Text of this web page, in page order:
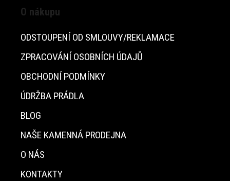
O nákupu
ODSTOUPENÍ OD SMLOUVY/REKLAMACE
ZPRACOVÁNÍ OSOBNÍCH ÚDAJŮ
OBCHODNÍ PODMÍNKY
ÚDRŽBA PRÁDLA
BLOG
NAŠE KAMENNÁ PRODEJNA
O NÁS
KONTAKTY